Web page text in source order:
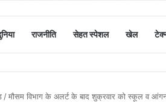
राजनीति सेहत स्पेशल खेल
/मौसम विभाग के अलर्ट के बाद शुक्रवार को स्कूल व